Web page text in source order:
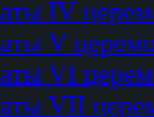
IV
V
VI
VII